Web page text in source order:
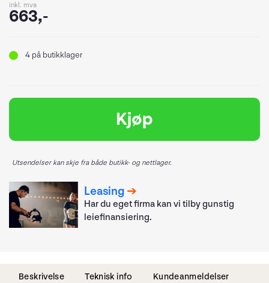
inkl. mva
663,-
4 på butikklager
Kjøp
Utsendelser kan skje fra både butikk- og nettlager.
Leasing
Har du eget firma kan vi tilby gunstig
leiefinansiering.
Beskrivelse Teknisk info Kundeanmeldelser